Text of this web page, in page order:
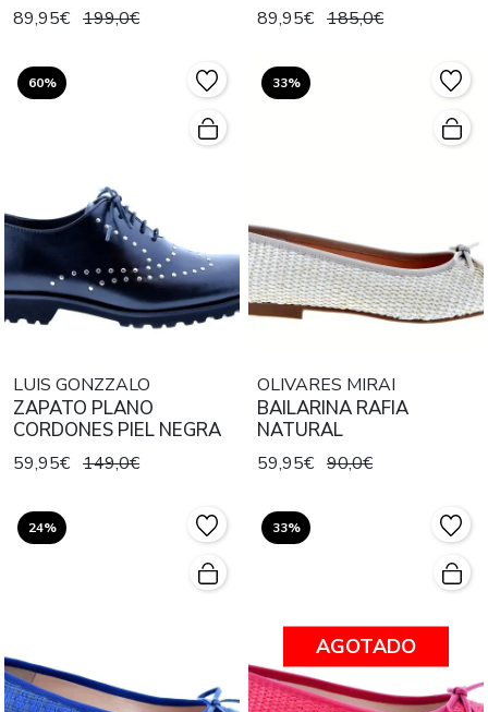
89,95€ 199,0€ 89,95€ 185,0€
60%
LUIS GONZZALO
ZAPATO PLANO
CORDONES PIEL NEGRA
59,95€ 149,0€
33%
OLIVARES MIRAI
BAILARINA RAFIA
NATURAL
59,95€ 90,0€
24% 33%
AGOTADO